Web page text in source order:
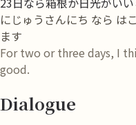
にじゅうさんにち なら は
ます
For two or three days, I
good.
Dialogue